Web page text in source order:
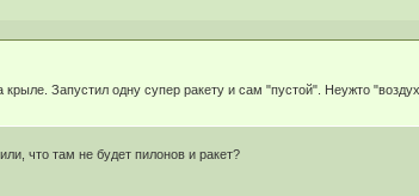
Запустил одну супер ракету и сам "пустой". Неужто
что там не будет пилонов и ракет?